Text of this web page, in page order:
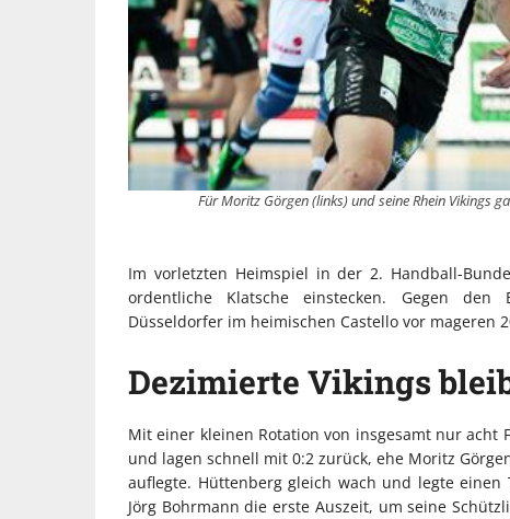
Für Moritz Görgen (links) und seine Rhein Vikings
Im vorletzten Heimspiel in der 2. Handball-
ordentliche Klatsche einstecken. Gegen den
Düsseldorfer im heimischen Castello vor mageren
Dezimierte Vikings
Mit einer kleinen Rotation von insgesamt nur acht
und lagen schnell mit 0:2 zurück, ehe Moritz
auflegte. Hüttenberg gleich wach und legte
Jörg Bohrmann die erste Auszeit, um seine